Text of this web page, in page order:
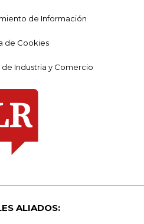
de Información
de Cookies
Industria y Comercio
ALIADOS: